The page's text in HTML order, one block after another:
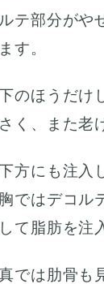
テ部分がや
す。
のほうだけ
く、また老
方にも注入
ではデコル
て脂肪を注
では肋骨も